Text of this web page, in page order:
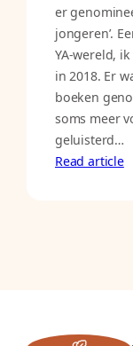
er
jongeren’.
YA-wereld,
in 2018. Er
boeken
soms meer
geluisterd…
Read article